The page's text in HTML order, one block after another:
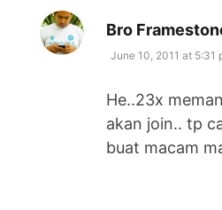
Bro
June 10, 2011 at 5:31
He..23x
akan join.. tp
buat macam